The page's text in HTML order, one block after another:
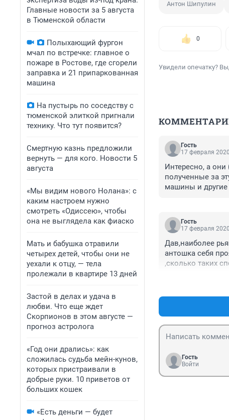
Главные новости за 5 августа
в Тюменской области
Полыхающий фургон
мчал по встречке: главное о
пожаре в Ростове, где сгорели
заправка и 21 припаркованная
машина
На пустырь по соседству с
тюменской элиткой пригнали
технику. Что тут появится?
Смертную казнь предложили
вернуть — для кого. Новости 5
августа
«Мы видим нового Нолана»: с
каким настроем нужно
смотреть «Одиссею», чтобы
она не выглядела как фиаско
Мать и бабушка отравили
четырех детей, чтобы они не
уехали к отцу, — тела
пролежали в квартире 13 дней
Застой в делах и удача в
любви. Что еще ждет
Скорпионов в этом августе —
прогноз астролога
«Год они дрались»: как
сложилась судьба мейн-кунов,
которых пристраивали в
добрые руки. 10 приветов от
больших кошек
«Есть деньги — будет
Антон Шипулин
0
Увидели опечатку?
Гость
17 февраля
Интересно, а
полученные за
машины и другие
Гость
17 февраля
Дав,наиболее
антошка себя
,сколько таких
Гость
Войти